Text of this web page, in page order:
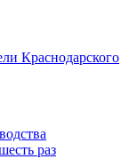
Краснодарского
раз